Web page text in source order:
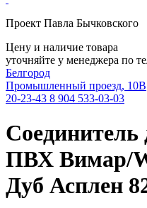
Проект Павла Бычковского
Цену и наличие товара
уточняйте у менеджера по
Белгород
Промышленный проезд, 10В
20-23-43 8 904 533-03-03
Соединитель
ПВХ Вимар/
Дуб Асплен